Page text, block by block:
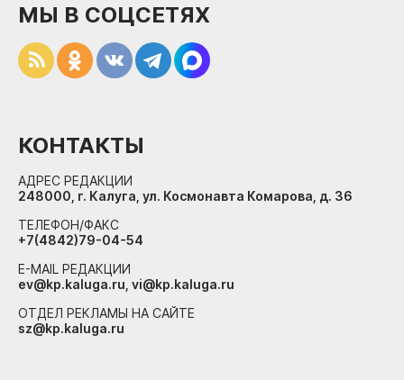
МЫ В СОЦСЕТЯХ
КОНТАКТЫ
АДРЕС РЕДАКЦИИ
248000, г. Калуга, ул. Космонавта Комарова, д. 36
ТЕЛЕФОН/ФАКС
+7(4842)79-04-54
E-MAIL РЕДАКЦИИ
ev@kp.kaluga.ru, vi@kp.kaluga.ru
ОТДЕЛ РЕКЛАМЫ НА САЙТЕ
sz@kp.kaluga.ru